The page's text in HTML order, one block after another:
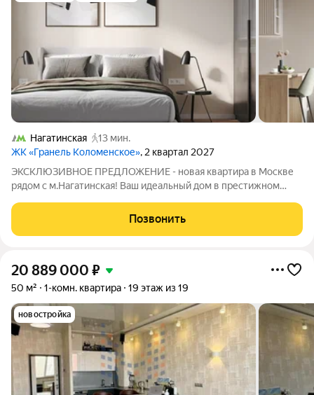
Нагатинская
13 мин.
ЖК «Гранель Коломенское», 2 квартал 2027
ЭКСКЛЮЗИВНОЕ ПРЕДЛОЖЕНИЕ - новая квартира в Москве
рядом с м.Нагатинская! Ваш идеальный дом в престижном
в историческом районе Москвы с развитой инфраструктурой
Современные технологии
Позвонить
20 889 000 ₽
50 м² 1-комн. квартира 19 этаж из 19
новостройка